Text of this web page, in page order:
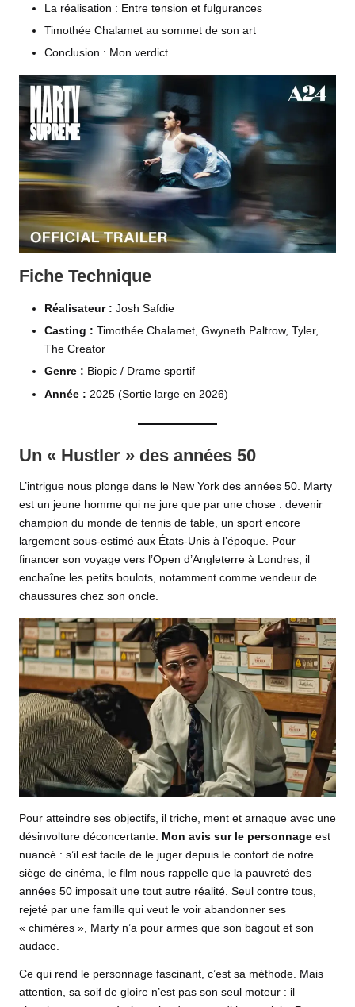
La réalisation : Entre tension et fulgurances
Timothée Chalamet au sommet de son art
Conclusion : Mon verdict
Fiche Technique
Réalisateur : Josh Safdie
Casting : Timothée Chalamet, Gwyneth Paltrow, Tyler,
The Creator
Genre : Biopic / Drame sportif
Année : 2025 (Sortie large en 2026)
Un « Hustler » des années 50
L’intrigue nous plonge dans le New York des années 50. Marty
est un jeune homme qui ne jure que par une chose : devenir
champion du monde de tennis de table, un sport encore
largement sous-estimé aux États-Unis à l’époque. Pour
financer son voyage vers l’Open d’Angleterre à Londres, il
enchaîne les petits boulots, notamment comme vendeur de
chaussures chez son oncle.
Pour atteindre ses objectifs, il triche, ment et arnaque avec une
désinvolture déconcertante. Mon avis sur le personnage est
nuancé : s’il est facile de le juger depuis le confort de notre
siège de cinéma, le film nous rappelle que la pauvreté des
années 50 imposait une tout autre réalité. Seul contre tous,
rejeté par une famille qui veut le voir abandonner ses
« chimères », Marty n’a pour armes que son bagout et son
audace.
Ce qui rend le personnage fascinant, c’est sa méthode. Mais
attention, sa soif de gloire n’est pas son seul moteur : il